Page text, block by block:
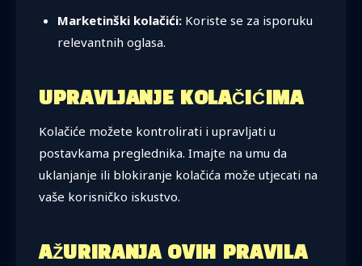
Marketinški kolačići:Koriste se za isporuku
relevantnih oglasa.
UPRAVLJANJE KOLAČIĆIMA
Kolačiće možete kontrolirati i upravljati u
postavkama preglednika. Imajte na umu da
uklanjanje ili blokiranje kolačića može utjecati na
vaše korisničko iskustvo.
AŽURIRANJA OVIH PRAVILA